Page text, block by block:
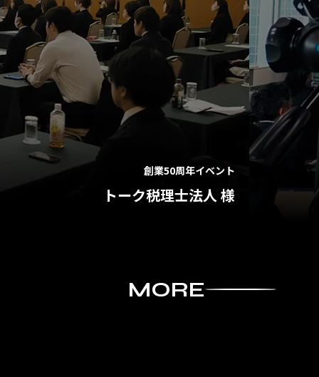
農林水産・食品分野オープンイノベーションピッチ
省関東経済産業局、農林水産省 様
MORE